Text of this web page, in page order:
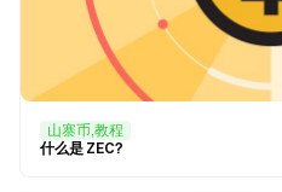
山寨币,教程
什么是 ZEC?